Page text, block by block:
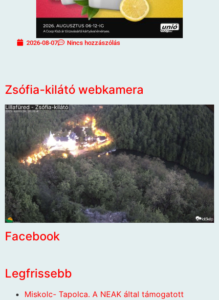
2026-08-07 Nincs hozzászólás
Zsófia-kilátó webkamera
Facebook
Legfrissebb
Miskolc- Tapolca. A NEAK által támogatott